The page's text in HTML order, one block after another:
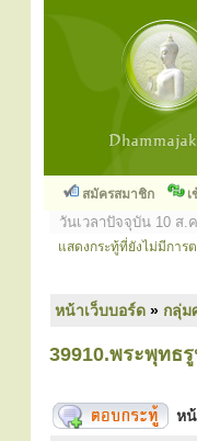
สมัครสมาชิก
วันเวลาปัจจุบัน 10 ส.
แสดงกระทู้ที่ยังไม่มีการ
หน้าเว็บบอร์ด » กลุ่ม
39910.พระพุทธ
ห